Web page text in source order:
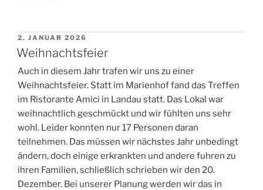
VERÖFFENTLICHT
AM
2. JANUAR 2026
Weihnachtsfeier
Auch in diesem Jahr trafen wir uns zu einer
Weihnachtsfeier. Statt im Marienhof fand das Treffen
im Ristorante Amici in Landau statt. Das Lokal war
weihnachtlich geschmückt und wir fühlten uns sehr
wohl. Leider konnten nur 17 Personen daran
teilnehmen. Das müssen wir nächstes Jahr unbedingt
ändern, doch einige erkrankten und andere fuhren zu
ihren Familien, schließlich schrieben wir den 20.
Dezember. Bei unserer Planung werden wir das in